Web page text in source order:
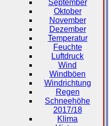
September
Oktober
November
Dezember
Temperatur
Feuchte
Luftdruck
Wind
Windböen
Windrichtung
Regen
Schneehöhe
2017/18
Klima